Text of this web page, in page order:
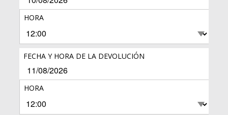
HORA
FECHA Y HORA DE LA DEVOLUCIÓN
HORA